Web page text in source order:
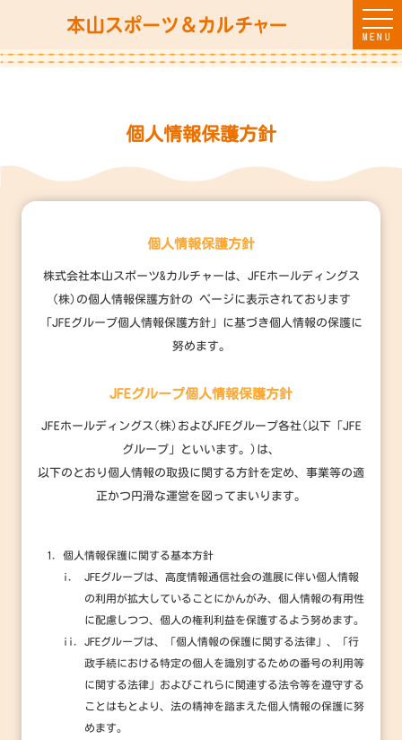
MENU
個人情報保護方針
個人情報保護方針
株式会社本山スポーツ&カルチャーは、JFEホールディングス
(株)の個人情報保護方針の ページに表示されております
「JFEグループ個人情報保護方針」に基づき個人情報の保護に
努めます。
JFEグループ個人情報保護方針
JFEホールディングス(株)およびJFEグループ各社(以下「JFE
グループ」といいます。)は、
以下のとおり個人情報の取扱に関する方針を定め、事業等の適
正かつ円滑な運営を図ってまいります。
個人情報保護に関する基本方針
i.
JFEグループは、高度情報通信社会の進展に伴い個人情報
の利用が拡大していることにかんがみ、個人情報の有用性
に配慮しつつ、個人の権利利益を保護するよう努めます。
ii.
JFEグループは、「個人情報の保護に関する法律」、「行
政手続における特定の個人を識別するための番号の利用等
に関する法律」およびこれらに関連する法令等を遵守する
ことはもとより、法の精神を踏まえた個人情報の保護に努
めます。